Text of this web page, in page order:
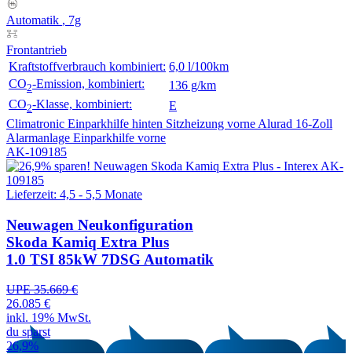
Automatik , 7g
Frontantrieb
Kraftstoffverbrauch kombiniert: 6,0 l/100km
CO2-Emission, kombiniert:
136 g/km
CO2-Klasse, kombiniert:
E
Climatronic Einparkhilfe hinten Sitzheizung vorne Alurad 16-Zoll
Alarmanlage Einparkhilfe vorne
AK-109185
Lieferzeit: 4,5 - 5,5 Monate
Neuwagen Neukonfiguration
Skoda Kamiq Extra Plus
1.0 TSI 85kW 7DSG Automatik
UPE 35.669 €
26.085 €
inkl. 19% MwSt.
du sparst
26,9%